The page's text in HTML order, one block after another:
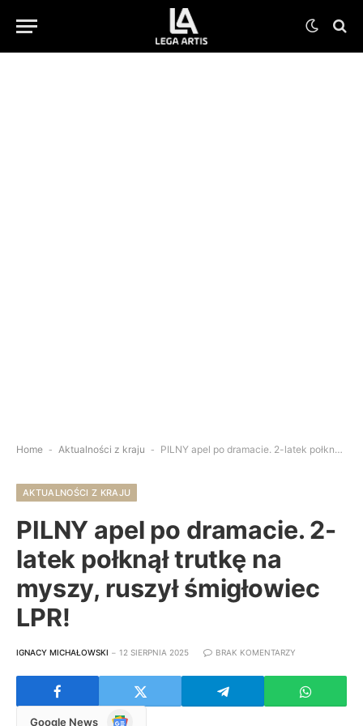
Home - Aktualności z kraju - PILNY apel po dramacie. 2-latek połknął trutkę na myszy, ruszył śmigłowiec LPR!
AKTUALNOŚCI Z KRAJU
PILNY apel po dramacie. 2-
latek połknął trutkę na
myszy, ruszył śmigłowiec
LPR!
IGNACY MICHAŁOWSKI 12 SIERPNIA 2025 BRAK KOMENTARZY
Google News Google